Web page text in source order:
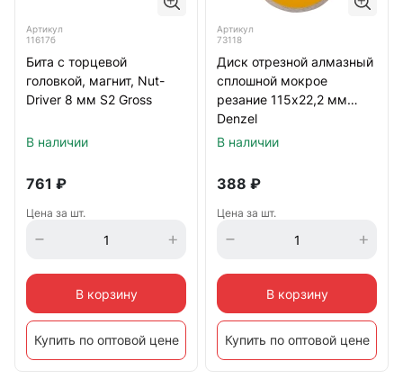
Артикул
11617б
Бита с торцевой
головкой, магнит, Nut-
Driver 8 мм S2 Gross
В наличии
761 ₽
Цена за шт.
В корзину
Купить по оптовой цене
Артикул
73118
Диск отрезной алмазный
сплошной мокрое
резание 115х22,2 мм
Denzel
В наличии
388 ₽
Цена за шт.
В корзину
Купить по оптовой цене